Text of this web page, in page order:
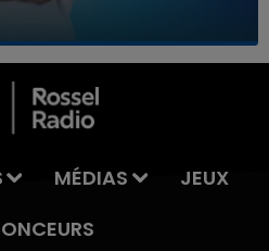
MÉDIAS
JEUX